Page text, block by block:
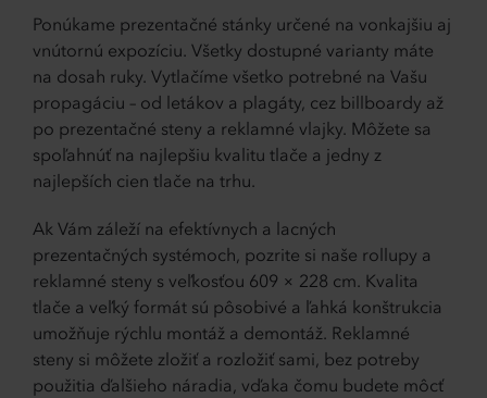
Ponúkame prezentačné stánky určené na vonkajšiu aj
vnútornú expozíciu. Všetky dostupné varianty máte
na dosah ruky. Vytlačíme všetko potrebné na Vašu
propagáciu – od letákov a plagáty, cez billboardy až
po prezentačné steny a reklamné vlajky. Môžete sa
spoľahnúť na najlepšiu kvalitu tlače a jedny z
najlepších cien tlače na trhu.
Ak Vám záleží na efektívnych a lacných
prezentačných systémoch, pozrite si naše rollupy a
reklamné steny s veľkosťou 609 × 228 cm. Kvalita
tlače a veľký formát sú pôsobivé a ľahká konštrukcia
umožňuje rýchlu montáž a demontáž. Reklamné
steny si môžete zložiť a rozložiť sami, bez potreby
použitia ďalšieho náradia, vďaka čomu budete môcť